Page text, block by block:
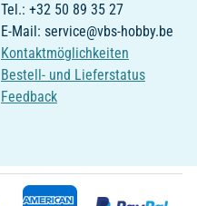
Tel.: +32 50 89 35 27
E-Mail: service@vbs-hobby.be
Kontaktmöglichkeiten
Bestell- und Lieferstatus
Feedback